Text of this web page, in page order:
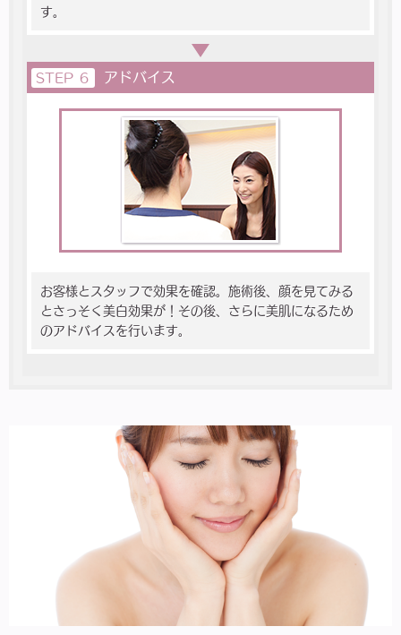
す。
STEP ６ アドバイス
お客様とスタッフで効果を確認。施術後、顔を見てみる
とさっそく美白効果が！その後、さらに美肌になるため
のアドバイスを行います。